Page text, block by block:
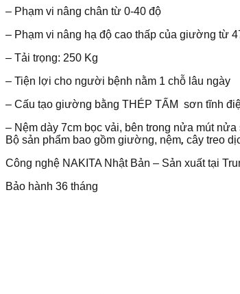
– Phạm vi nâng chân từ 0-40 độ
– Phạm vi nâng hạ độ cao thấp của giường từ
– Tải trọng: 250 Kg
– Tiện lợi cho người bệnh nằm 1 chỗ lâu ngày
– Cấu tạo giường bằng THÉP TẤM sơn tĩnh
– Nệm dày 7cm bọc vải, bên trong nửa mút
Bộ sản phẩm bao gồm giường, nệm, cây treo
Công nghệ NAKITA Nhật Bản – Sản xuất tại
Bảo hành 36 tháng